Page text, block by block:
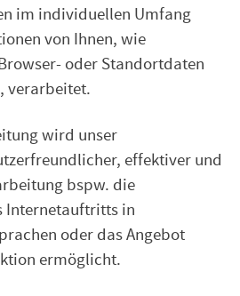
im individuellen Umfang
von Ihnen, wie
oder Standortdaten
verarbeitet.
wird unser
effektiver und
bspw. die
Internetauftritts in
oder das Angebot
ermöglicht.